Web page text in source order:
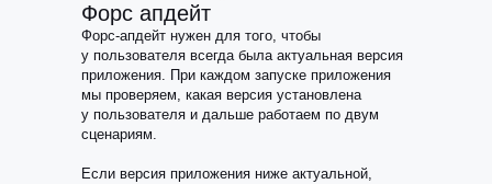
Форс апдейт
Форс-апдейт нужен для того, чтобы
у пользователя всегда была актуальная версия
приложения. При каждом запуске приложения
мы проверяем, какая версия установлена
у пользователя и дальше работаем по двум
сценариям.
Если версия приложения ниже актуальной,